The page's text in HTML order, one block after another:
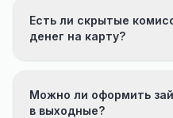
Есть ли скрытые
денег на карту?
Можно ли оформить
в выходные?